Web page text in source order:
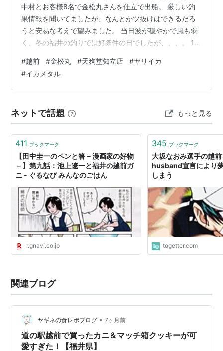
中村とお客様8名で金松丸さんを仕立で出船。 厳しい釣
果情報を聞いてましたが、なんとかツ抜けはできるだろ
うと安易な考えで望みました。 当日波が穏やかで風も弱
く、冬の福井の釣りでは好条件の日でしたが、、、。 16
中1杯も上がらず、その後30分かけて違う場所に移動。
新ポイントで、私と他のお客様がほぼ同時に釣り上げ、
他の方の活性が上がる。しかし時間をあけてポツポツ上
から「イカ球あるよ」と言いつつさっそくイカを掛けて
ました。私も納竿30分前…
#越前 #金松丸 #天狗堂知立店 #ヤリイカ
#イカメタル
ネットで話題 もっと見る
411 ブックマーク
【田中圭一のペンと箸－漫画家の好物
－】第九話：池上遼一と福井の越前ガ
ニ - ぐるなび みんなのごはん
r.gnavi.co.jp
345 ブックマーク
大坂なおみ選手の越
husband宣言により
しまう
togetter.com
関連ブログ
ヤギネの食レポブログ • 7ヶ月前
道の駅越前で買ったカニ＆マッチ箱クッキーが可
愛すぎた！【福井県】